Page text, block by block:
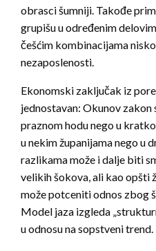
obrasci šumniji. Takođe
grupišu u određenim
češćim kombinacijama
nezaposlenosti.
Ekonomski zaključak iz
jednostavan: Okunov
praznom hodu nego u
u nekim županijama nego u
razlikama može i dalje biti
velikih šokova, ali kao opšti
može potceniti odnos zbog
Model jaza izgleda
u odnosu na sopstveni trend.